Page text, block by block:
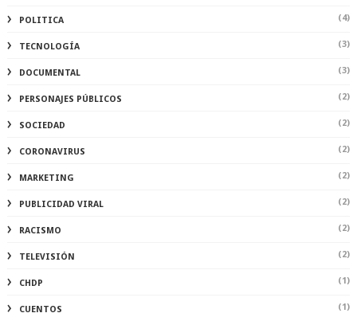
POLITICA (4)
TECNOLOGÍA (3)
DOCUMENTAL (3)
PERSONAJES PÚBLICOS (2)
SOCIEDAD (2)
CORONAVIRUS (2)
MARKETING (2)
PUBLICIDAD VIRAL (2)
RACISMO (2)
TELEVISIÓN (2)
CHDP (1)
CUENTOS (1)